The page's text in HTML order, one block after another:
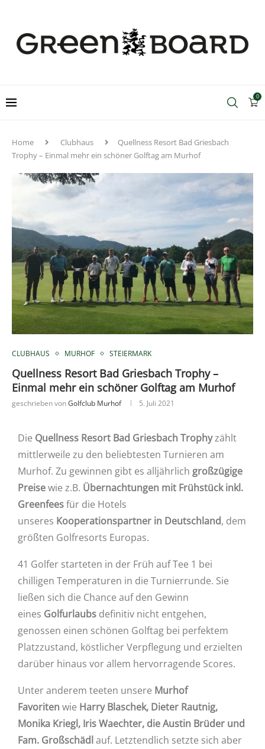
0
Home Clubhaus
Quellness Resort Bad Griesbach
Trophy – Einmal mehr ein schöner Golftag am Murhof
CLUBHAUS MURHOF STEIERMARK
Quellness Resort Bad Griesbach Trophy –
Einmal mehr ein schöner Golftag am Murhof
geschrieben vonGolfclub Murhof 5. Juli 2021
Die Quellness Resort Bad Griesbach Trophyzählt
mittlerweile zu den beliebtesten Turnieren am
Murhof. Zu gewinnen gibt es alljährlich großzügige
Preisewie z.B. Übernachtungen mit Frühstück inkl.
Greenfeesfür die Hotels
unseres Kooperationspartner in Deutschland, dem
größten Golfresorts Europas.
41 Golfer starteten in der Früh auf Tee 1 bei
chilligen Temperaturen in die Turnierrunde. Sie
ließen sich die Chance auf den Gewinn
eines Golfurlaubs definitiv nicht entgehen,
genossen einen schönen Golftag bei perfektem
Platzzustand, köstlicher Verpflegung und erzielten
darüber hinaus vor allem hervorragende Scores.
Unter anderem teeten unsere Murhof
Favoriten wie Harry Blaschek, Dieter Rautnig,
Monika Kriegl, Iris Waechter, die Austin Brüder und
Fam. Großschädlauf. Letztendlich setzte sich aber